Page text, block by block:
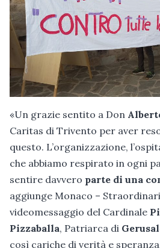
«Un grazie sentito a Don
Caritas di Trivento per aver
questo. L’organizzazione,
che abbiamo respirato in ogni
sentire davvero parte di una
aggiunge Monaco –
videomessaggio del Cardinale
Pizzaballa, Patriarca di
così cariche di verità e